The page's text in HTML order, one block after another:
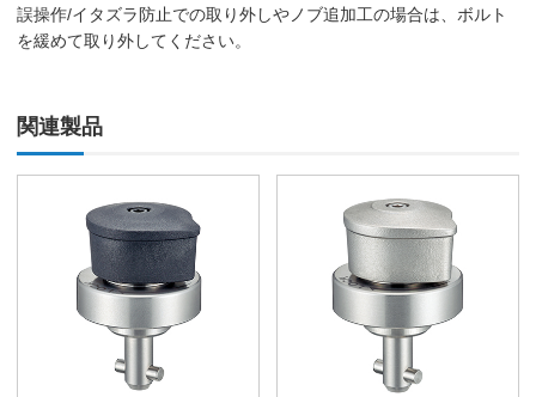
誤操作/イタズラ防止での取り外しやノブ追加工の場合は、ボルト
を緩めて取り外してください。
関連製品